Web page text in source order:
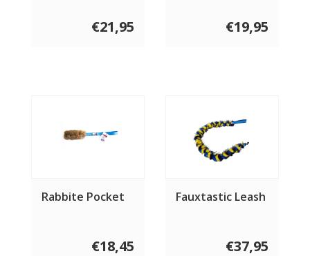
€21,95 €19,95
Rabbite Pocket
€18,45
Fauxtastic Leash
€37,95